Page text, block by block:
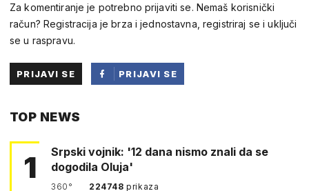
Za komentiranje je potrebno prijaviti se. Nemaš korisnički
račun? Registracija je brza i jednostavna, registriraj se i uključi
se u raspravu.
PRIJAVI SE
PRIJAVI SE
TOP NEWS
1
Srpski vojnik: '12 dana nismo znali da se
dogodila Oluja'
360° 224748prikaza